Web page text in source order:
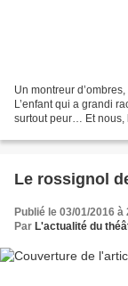
Un montreur
L’enfant qui a grandi
surtout peur… Et nous,
Le rossignol
Publié le 03/01/2016 à
Par L'actualité du